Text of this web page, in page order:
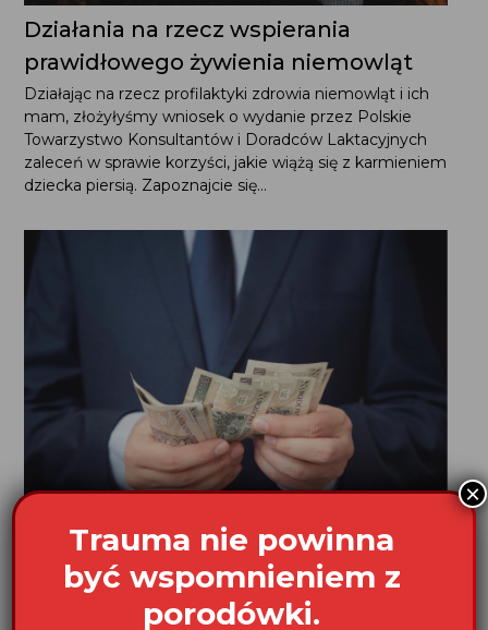
prawidłowego żywienia niemowląt
Działając na rzecz profilaktyki zdrowia niemowląt i ich
mam, złożyłyśmy wniosek o wydanie przez Polskie
Towarzystwo Konsultantów i Doradców Laktacyjnych
zaleceń w sprawie korzyści, jakie wiążą się z karmieniem
dziecka piersią. Zapoznajcie się...
konkursu przez Ministerstwo Zdrowia
na promocję...
Tryb „Ogłoszenia o konkursie ofert na realizację zadania